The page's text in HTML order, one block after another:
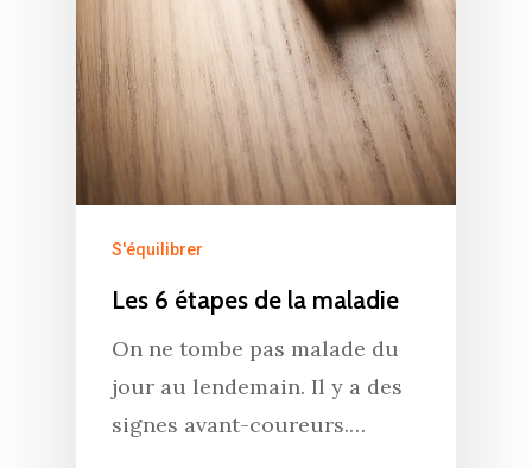
S'équilibrer
Les 6 étapes de la maladie
On ne tombe pas malade du
jour au lendemain. Il y a des
signes avant-coureurs.…